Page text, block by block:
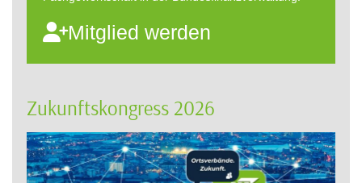
Mitglied werden
Zukunftskongress 2026